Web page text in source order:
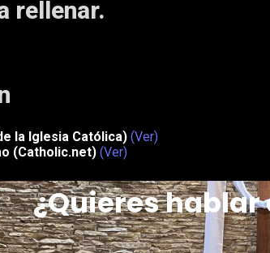
rellenar.
la Iglesia Católica) (Ver)
(Catholic.net) (Ver)
¿Quieres